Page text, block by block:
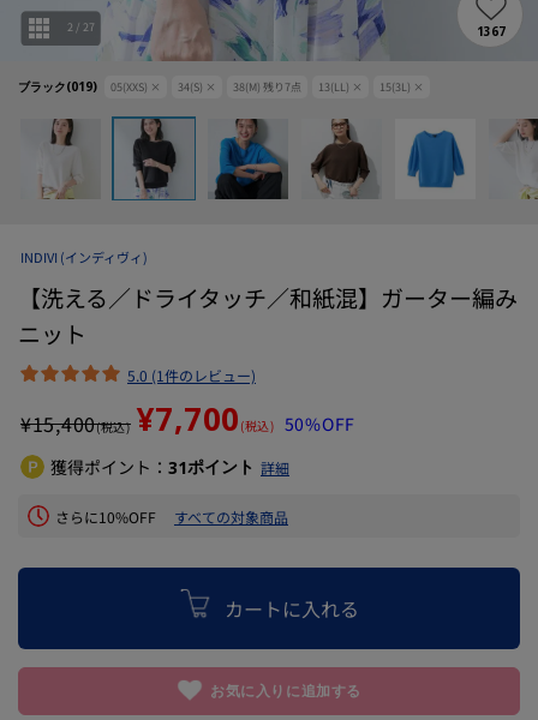
ブラック(019) 05(XXS) × 34(S) × 38(M) 残り 7点 13(LL) × 15(3L) ×
2 / 27 1367
INDIVI (インディヴィ)
【洗える／ドライタッチ／和紙混】ガーター編み
ニット
5.0 (1件のレビュー)
¥15,400(税込) ¥7,700 (税込) 50%OFF
獲得ポイント： 31ポイント 詳細
さらに10%OFF すべての対象商品
カートに入れる
お気に入りに追加する